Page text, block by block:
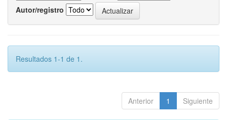
Autor/registro
Resultados 1-1 de 1.
Anterior 1 Siguiente